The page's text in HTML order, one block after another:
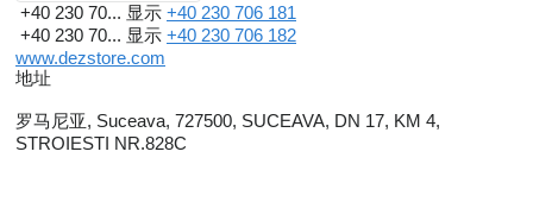
+40 230 70... 显示 +40 230 706 181
+40 230 70... 显示 +40 230 706 182
www.dezstore.com
地址
罗马尼亚, Suceava, 727500, SUCEAVA, DN 17, KM 4,
STROIESTI NR.828C